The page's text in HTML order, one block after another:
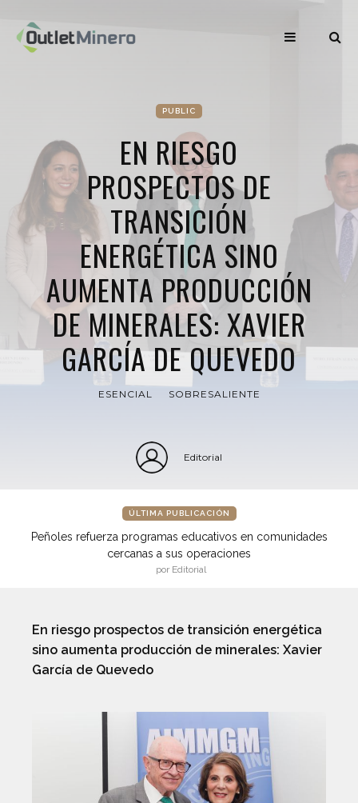
PUBLIC
EN RIESGO
PROSPECTOS DE
TRANSICIÓN
ENERGÉTICA SINO
AUMENTA PRODUCCIÓN
DE MINERALES: XAVIER
GARCÍA DE QUEVEDO
ESENCIAL SOBRESALIENTE
Editorial
ÚLTIMA PUBLICACIÓN
Peñoles refuerza programas educativos en comunidades
cercanas a sus operaciones
por Editorial
En riesgo prospectos de transición energética
sino aumenta producción de minerales: Xavier
García de Quevedo